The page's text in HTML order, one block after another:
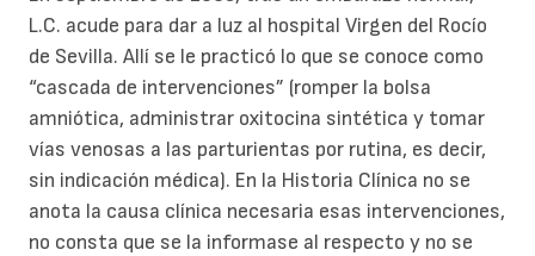
L.C. acude para dar a luz al hospital Virgen del Rocío
de Sevilla. Allí se le practicó lo que se conoce como
“cascada de intervenciones” (romper la bolsa
amniótica, administrar oxitocina sintética y tomar
vías venosas a las parturientas por rutina, es decir,
sin indicación médica). En la Historia Clínica no se
anota la causa clínica necesaria esas intervenciones,
no consta que se la informase al respecto y no se